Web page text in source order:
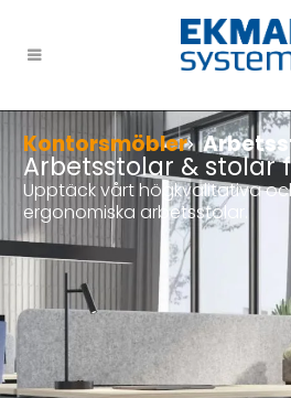
Kontorsmöbler
Arbetsstolar & stolar
Upptäck vårt högkvalitativa
ergonomiska arbetsstolar.